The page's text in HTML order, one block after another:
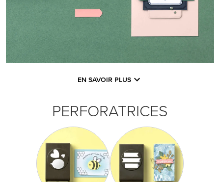
EN SAVOIR PLUS
PERFORATRICES